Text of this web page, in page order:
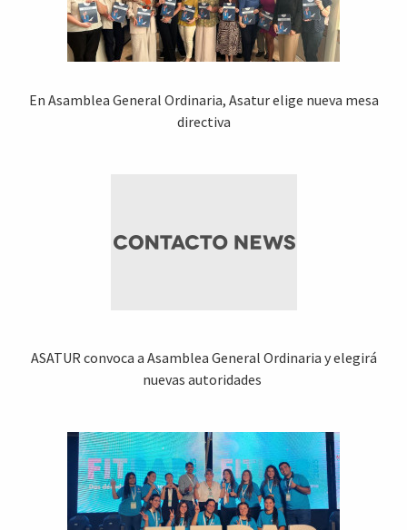
En Asamblea General Ordinaria, Asatur elige nueva mesa
directiva
ASATUR convoca a Asamblea General Ordinaria y elegirá
nuevas autoridades